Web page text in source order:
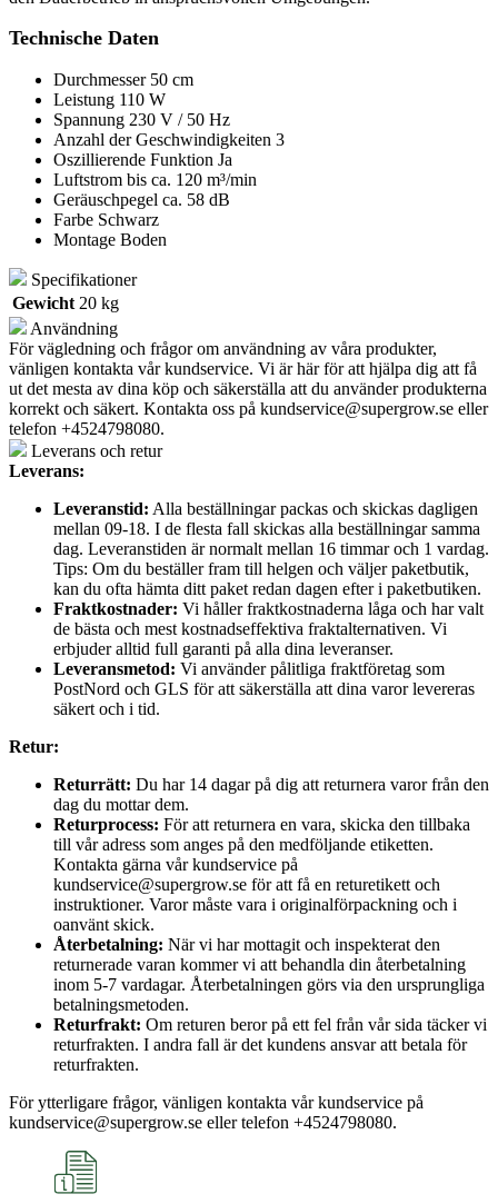
Technische Daten
Durchmesser 50 cm
Leistung 110 W
Spannung 230 V / 50 Hz
Anzahl der Geschwindigkeiten 3
Oszillierende Funktion Ja
Luftstrom bis ca. 120 m³/min
Geräuschpegel ca. 58 dB
Farbe Schwarz
Montage Boden
Specifikationer
Gewicht 20 kg
Användning
För vägledning och frågor om användning av våra produkter,
vänligen kontakta vår kundservice. Vi är här för att hjälpa dig att få
ut det mesta av dina köp och säkerställa att du använder produkterna
korrekt och säkert. Kontakta oss på kundservice@supergrow.se eller
telefon +4524798080.
Leverans och retur
Leverans:
Leveranstid: Alla beställningar packas och skickas dagligen
mellan 09-18. I de flesta fall skickas alla beställningar samma
dag. Leveranstiden är normalt mellan 16 timmar och 1 vardag.
Tips: Om du beställer fram till helgen och väljer paketbutik,
kan du ofta hämta ditt paket redan dagen efter i paketbutiken.
Fraktkostnader: Vi håller fraktkostnaderna låga och har valt
de bästa och mest kostnadseffektiva fraktalternativen. Vi
erbjuder alltid full garanti på alla dina leveranser.
Leveransmetod: Vi använder pålitliga fraktföretag som
PostNord och GLS för att säkerställa att dina varor levereras
säkert och i tid.
Retur:
Returrätt: Du har 14 dagar på dig att returnera varor från den
dag du mottar dem.
Returprocess: För att returnera en vara, skicka den tillbaka
till vår adress som anges på den medföljande etiketten.
Kontakta gärna vår kundservice på
kundservice@supergrow.se för att få en returetikett och
instruktioner. Varor måste vara i originalförpackning och i
oanvänt skick.
Återbetalning: När vi har mottagit och inspekterat den
returnerade varan kommer vi att behandla din återbetalning
inom 5-7 vardagar. Återbetalningen görs via den ursprungliga
betalningsmetoden.
Returfrakt: Om returen beror på ett fel från vår sida täcker vi
returfrakten. I andra fall är det kundens ansvar att betala för
returfrakten.
För ytterligare frågor, vänligen kontakta vår kundservice på
kundservice@supergrow.se eller telefon +4524798080.